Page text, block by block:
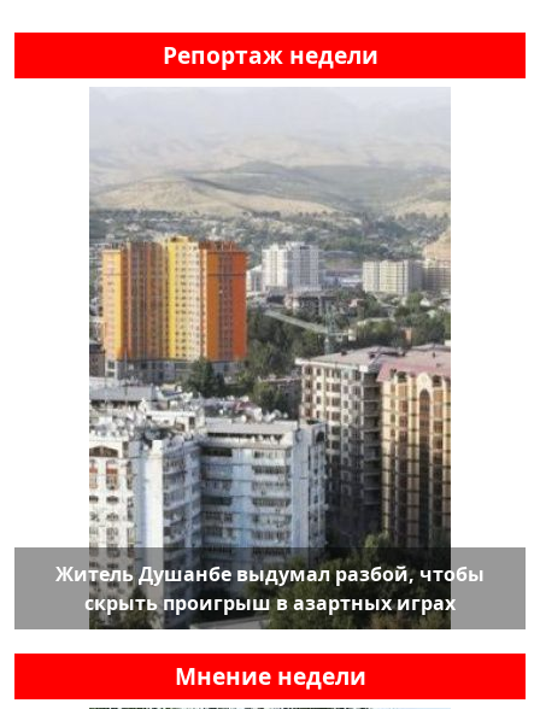
Репортаж недели
Житель Душанбе выдумал разбой, чтобы
скрыть проигрыш в азартных играх
Мнение недели